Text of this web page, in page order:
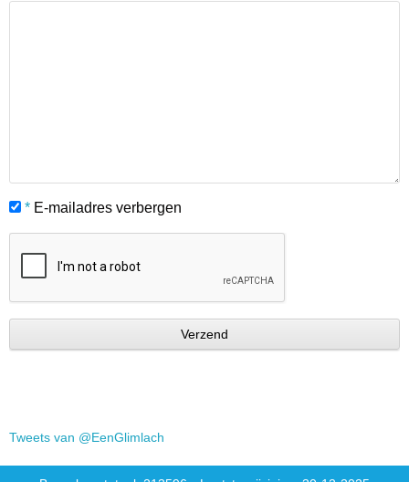
* E-mailadres verbergen
Tweets van @EenGlimlach